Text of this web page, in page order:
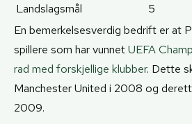
Landslagsmål
5
En bemerkelsesverdig bedrift er at
spillere som har vunnetUEFA
rad med forskjellige klubber. Dette
Manchester United i 2008 og
2009.